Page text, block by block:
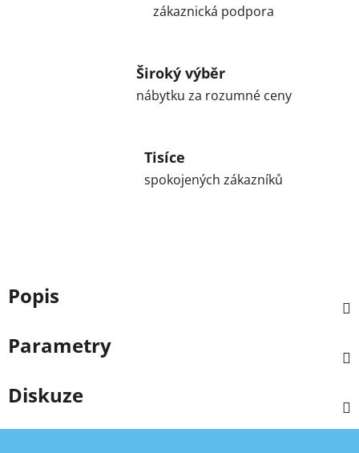
zákaznická podpora
Široký výběr
nábytku za rozumné ceny
Tisíce
spokojených zákazníků
Popis
Parametry
Diskuze
Z